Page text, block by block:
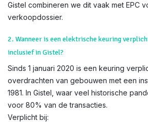
Gistel combineren we dit vaak met EPC
verkoopdossier.
2. Wanneer is een elektrische keuring
inclusief in Gistel?
Sinds 1 januari 2020 is een keuring
overdrachten van gebouwen met een
1981. In Gistel, waar veel historische
voor 80% van de transacties.
Verplicht bij: